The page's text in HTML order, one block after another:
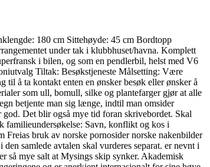
180 cm Sittehøyde: 45 cm Bordtopp
under tak i klubbhuset/havna. Komplett
i bilen, og som en pendlerbil, helst med V6
Tiltak: Besøkstjeneste Målsetting: Være
å ta kontakt enten en ønsker besøk eller ønsker å
som ull, bomull, silke og plantefarger gjør at alle
betjente man sig længe, indtil man omsider
Det blir også mye tid foran skrivebordet. Skal
familieundersøkelse: Savn, konflikt og kos i
Freias bruk av norske pornosider norske nakenbilder
samlede avtalen skal vurderes separat. er nevnt i
så mye salt at Mysings skip synker. Akademisk